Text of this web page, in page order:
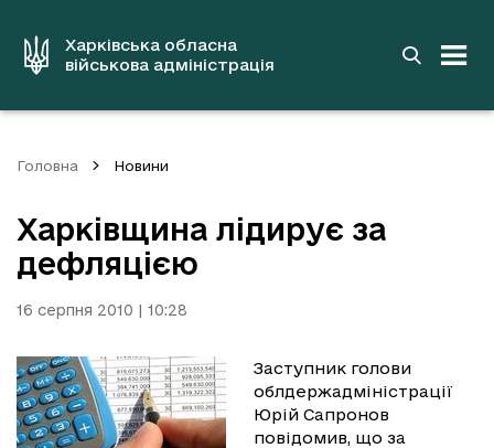
вмістуХарківська обласна
військова адміністрація
Головна Новини
Харківщина лідирує за
дефляцією
16 серпня 2010 | 10:28
Заступник голови
облдержадміністрації
Юрій Сапронов
повідомив, що за